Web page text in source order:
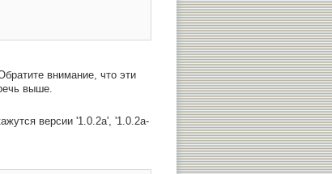
внимание, что эти
выше.
версии '1.0.2a', '1.0.2a-